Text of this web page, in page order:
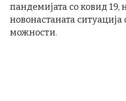
пандемијата со ковид 19,
новонастаната ситуација
можности.